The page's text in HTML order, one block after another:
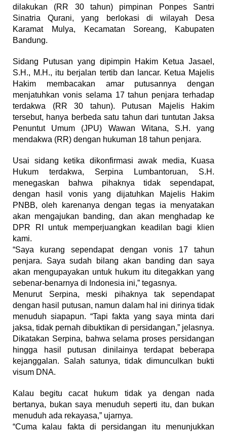
dilakukan (RR 30 tahun) pimpinan Ponpes Santri
Sinatria Qurani, yang berlokasi di wilayah Desa
Karamat Mulya, Kecamatan Soreang, Kabupaten
Bandung.
Sidang Putusan yang dipimpin Hakim Ketua Jasael,
S.H., M.H., itu berjalan tertib dan lancar. Ketua Majelis
Hakim membacakan amar putusannya dengan
menjatuhkan vonis selama 17 tahun penjara terhadap
terdakwa (RR 30 tahun). Putusan Majelis Hakim
tersebut, hanya berbeda satu tahun dari tuntutan Jaksa
Penuntut Umum (JPU) Wawan Witana, S.H. yang
mendakwa (RR) dengan hukuman 18 tahun penjara.
Usai sidang ketika dikonfirmasi awak media, Kuasa
Hukum terdakwa, Serpina Lumbantoruan, S.H.
menegaskan bahwa pihaknya tidak sependapat,
dengan hasil vonis yang dijatuhkan Majelis Hakim
PNBB, oleh karenanya dengan tegas ia menyatakan
akan mengajukan banding, dan akan menghadap ke
DPR RI untuk memperjuangkan keadilan bagi klien
kami.
“Saya kurang sependapat dengan vonis 17 tahun
penjara. Saya sudah bilang akan banding dan saya
akan mengupayakan untuk hukum itu ditegakkan yang
sebenar-benarnya di Indonesia ini,” tegasnya.
Menurut Serpina, meski pihaknya tak sependapat
dengan hasil putusan, namun dalam hal ini dirinya tidak
menuduh siapapun. “Tapi fakta yang saya minta dari
jaksa, tidak pernah dibuktikan di persidangan,” jelasnya.
Dikatakan Serpina, bahwa selama proses persidangan
hingga hasil putusan dinilainya terdapat beberapa
kejanggalan. Salah satunya, tidak dimunculkan bukti
visum DNA.
Kalau begitu cacat hukum tidak ya dengan nada
bertanya, bukan saya menuduh seperti itu, dan bukan
menuduh ada rekayasa,” ujarnya.
“Cuma kalau fakta di persidangan itu menunjukkan